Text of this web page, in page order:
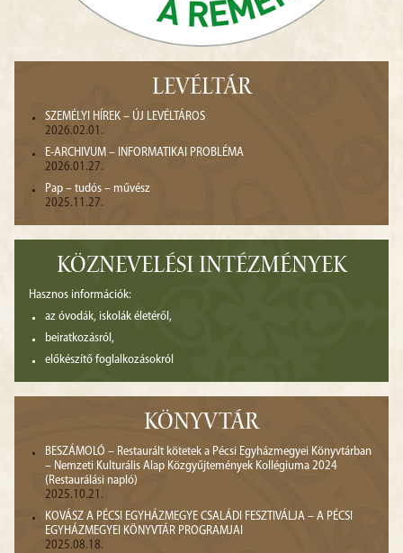
LEVÉLTÁR
SZEMÉLYI HÍREK – ÚJ LEVÉLTÁROS
2026.02.01.
E-ARCHIVUM – INFORMATIKAI PROBLÉMA
2026.01.27.
Pap – tudós – művész
2025.11.27.
KÖZNEVELÉSI INTÉZMÉNYEK
Hasznos információk:
az óvodák, iskolák életéről,
beiratkozásról,
előkészítő foglalkozásokról
KÖNYVTÁR
BESZÁMOLÓ – Restaurált kötetek a Pécsi Egyházmegyei Könyvtárban
– Nemzeti Kulturális Alap Közgyűjtemények Kollégiuma 2024
(Restaurálási napló)
2025.10.21.
KOVÁSZ A PÉCSI EGYHÁZMEGYE CSALÁDI FESZTIVÁLJA – A PÉCSI
EGYHÁZMEGYEI KÖNYVTÁR PROGRAMJAI
2025.08.18.